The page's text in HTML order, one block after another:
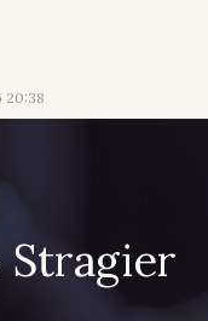
Stragier